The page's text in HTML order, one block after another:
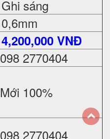
Ghi sáng
0,6mm
4,200,000 VNĐ
098 2770404
Mới 100%
098 2770404